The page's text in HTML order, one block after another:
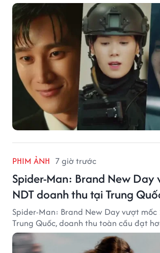
PHIM ẢNH 7 giờ trước
Spider-Man: Brand New
NDT doanh thu tại Trung
Spider-Man: Brand New Day vượt mốc
Trung Quốc, doanh thu toàn cầu đạt